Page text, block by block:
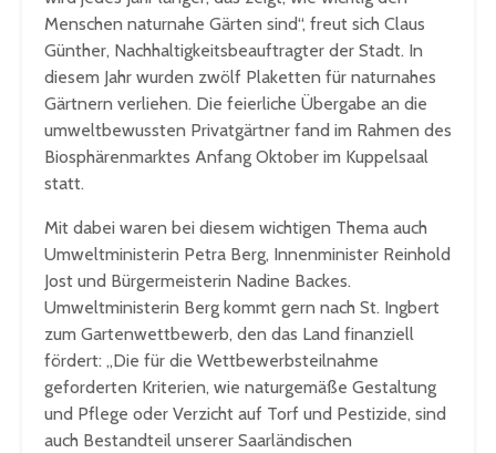
Menschen naturnahe Gärten sind“, freut sich Claus
Günther, Nachhaltigkeitsbeauftragter der Stadt. In
diesem Jahr wurden zwölf Plaketten für naturnahes
Gärtnern verliehen. Die feierliche Übergabe an die
umweltbewussten Privatgärtner fand im Rahmen des
Biosphärenmarktes Anfang Oktober im Kuppelsaal
statt.
Mit dabei waren bei diesem wichtigen Thema auch
Umweltministerin Petra Berg, Innenminister Reinhold
Jost und Bürgermeisterin Nadine Backes.
Umweltministerin Berg kommt gern nach St. Ingbert
zum Gartenwettbewerb, den das Land finanziell
fördert: „Die für die Wettbewerbsteilnahme
geforderten Kriterien, wie naturgemäße Gestaltung
und Pflege oder Verzicht auf Torf und Pestizide, sind
auch Bestandteil unserer Saarländischen